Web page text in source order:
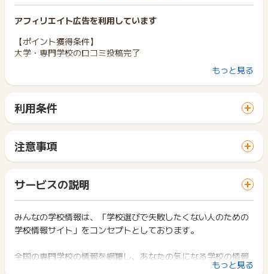
アフィリエイト広告を利用しています
【ポイント獲得条件】
大学・専門学校の口コミ投稿完了
※虚偽･架空の申込の場合
※PC経由は対象外となります。
※下記に該当する投稿については「いたずら、スパム」となりま
そのため獲得対象にならない可能性がありますので、ご注意く
ださい。
・アルファベット、数字、文字の羅列の場合
・直接関係のない文章が大半をしめている場合
・設問に対する回答となっていない場合
・同じ言葉、文章の繰り返しによる文字数稼ぎが見られる場合
・同じ言葉、文章の口コミが様々な専門学校に投稿されている
場合
※キャンペーンに参加してポイントを取得できるのは1回までで
※ポイント獲得条件は、当ページから対象ページに進んで、指定
もっと見る
利用条件
サイトに移動してからお申し込みやお買い物が完了するまでの
間に、同じブラウザ（※）で他のサイトに移動した場合はポイン
ト獲得ができません。
「 サイトへ行ってポイントGET 」ボタンを押した時とサービ
ス・お買い物利用時で、デバイス・ブラウザが異なる場合はポ
イント獲得ができません。
2回以上同じお買い物・サービスをご利用される場合は、毎回
ポイントタウンに戻り、「 サイトへ行ってポイントGET 」ボ
下記の事項に該当する場合、広告主側で対象外とみなし、「獲
注意事項
一部のサービスにつきましては、1商品につき10円単位の金額
は切り捨てとなります。
ポイント獲得が1ポイント未満のものは切り捨てとなり、ポイ
ント履歴には記載されません。
原則として広告主側のポイント等を利用して支払われた金額分
につきましては、ポイントタウンのポイント獲得の対象には含
広告主が運営しているサービスの都合もしくは会員様の都合で
商品の交換や一部でもキャンセルされた場合、ポイントが無効
サービスの説明
みんなの学校情報は、「学校選びで失敗したくない人のための
学校情報サイト」をコンセプトとしております。
全国の専門学校の情報を網羅し、あなたの気になる学校の情報
や評判、入試情報、進学情報を見つけることができます。もっと見る